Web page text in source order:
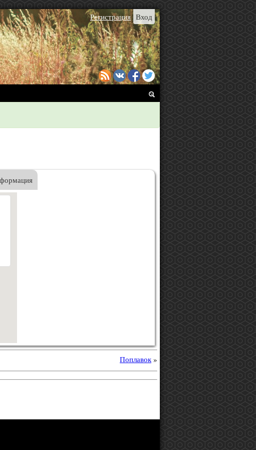
Вход
Регистрация
Поплавок»